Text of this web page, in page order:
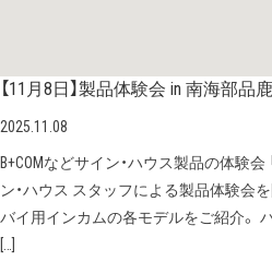
【11月8日】製品体験会 in 南海部品
2025.11.08
B+COMなどサイン・ハウス製品の体験会
ン・ハウス スタッフによる製品体験会
バイ用インカムの各モデルをご紹介。 ハ
[…]